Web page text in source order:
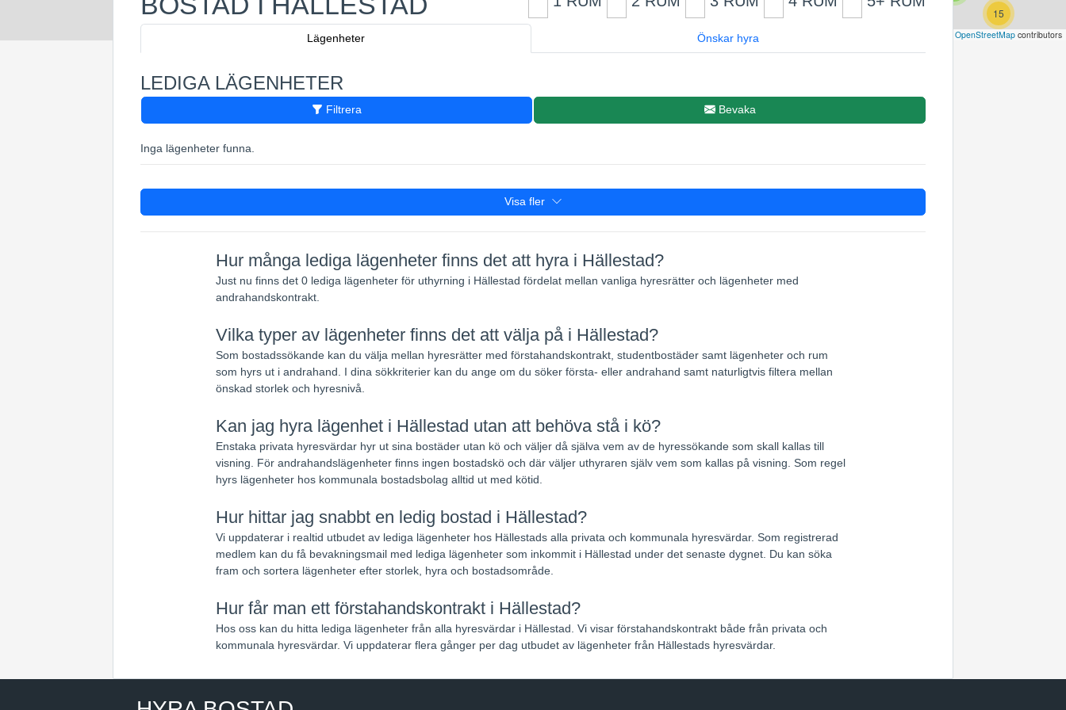
15
OpenStreetMap contributors
Lägenheter Önskar hyra
LEDIGA LÄGENHETER
Filtrera Bevaka
Inga lägenheter funna.
Visa fler
Hur många lediga lägenheter finns det att hyra i Hällestad?
Just nu finns det 0 lediga lägenheter för uthyrning i Hällestad fördelat mellan vanliga hyresrätter och lägenheter med
andrahandskontrakt.
Vilka typer av lägenheter finns det att välja på i Hällestad?
Som bostadssökande kan du välja mellan hyresrätter med förstahandskontrakt, studentbostäder samt lägenheter och rum
som hyrs ut i andrahand. I dina sökkriterier kan du ange om du söker första- eller andrahand samt naturligtvis filtera mellan
önskad storlek och hyresnivå.
Kan jag hyra lägenhet i Hällestad utan att behöva stå i kö?
Enstaka privata hyresvärdar hyr ut sina bostäder utan kö och väljer då själva vem av de hyressökande som skall kallas till
visning. För andrahandslägenheter finns ingen bostadskö och där väljer uthyraren själv vem som kallas på visning. Som regel
hyrs lägenheter hos kommunala bostadsbolag alltid ut med kötid.
Hur hittar jag snabbt en ledig bostad i Hällestad?
Vi uppdaterar i realtid utbudet av lediga lägenheter hos Hällestads alla privata och kommunala hyresvärdar. Som registrerad
medlem kan du få bevakningsmail med lediga lägenheter som inkommit i Hällestad under det senaste dygnet. Du kan söka
fram och sortera lägenheter efter storlek, hyra och bostadsområde.
Hur får man ett förstahandskontrakt i Hällestad?
Hos oss kan du hitta lediga lägenheter från alla hyresvärdar i Hällestad. Vi visar förstahandskontrakt både från privata och
kommunala hyresvärdar. Vi uppdaterar flera gånger per dag utbudet av lägenheter från Hällestads hyresvärdar.